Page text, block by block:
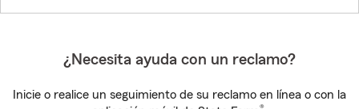
¿Necesita ayuda con un reclamo?
Inicie o realice un seguimiento de su reclamo en línea o con la